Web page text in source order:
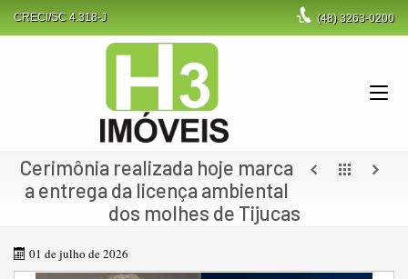
CRECI/SC 4.318-J (48)3263-0200
Cerimônia realizada hoje marca
a entrega da licença ambiental
dos molhes de Tijucas
01 de julho de 2026